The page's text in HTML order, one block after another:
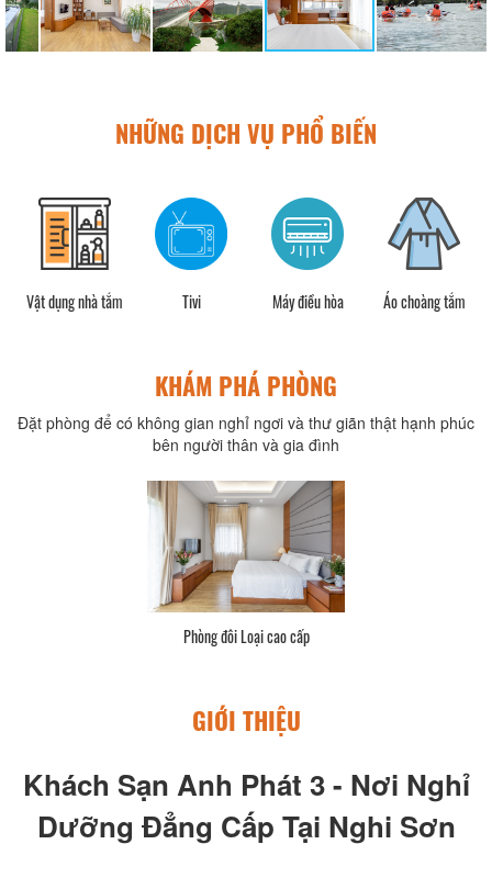
NHỮNG DỊCH VỤ PHỔ BIẾN
Vật dụng nhà tắm Tivi Máy điều hòa Áo choàng tắm
KHÁM PHÁ PHÒNG
Đặt phòng để có không gian nghỉ ngơi và thư giãn thật hạnh phúc
bên người thân và gia đình
Phòng đôi Loại cao cấp
GIỚI THIỆU
Khách Sạn Anh Phát 3 - Nơi Nghỉ
Dưỡng Đẳng Cấp Tại Nghi Sơn